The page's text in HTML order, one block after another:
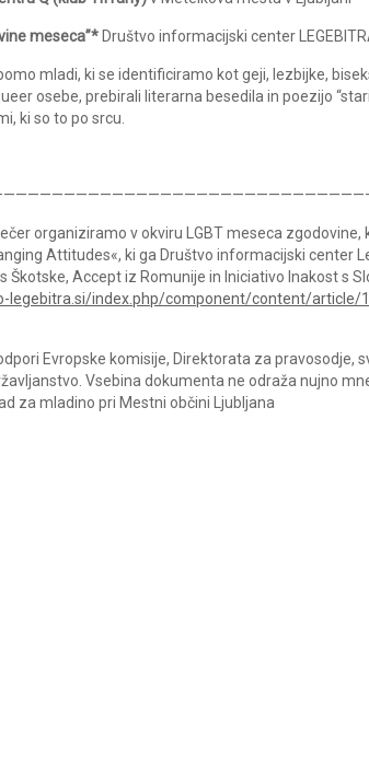
meseca”* Društvo informacijski center
mladi, ki se identificiramo kot geji, lezbijke,
osebe, prebirali literarna besedila in poezijo
ki so to po srcu.
organiziramo v okviru LGBT meseca
Attitudes«, ki ga Društvo informacijski center
s Škotske, Accept iz Romunije in Iniciativo Inakost s
legebitra.si/index.php/component/content/article/
Evropske komisije, Direktorata za pravosodje,
Vsebina dokumenta ne odraža nujno
za mladino pri Mestni občini Ljubljana